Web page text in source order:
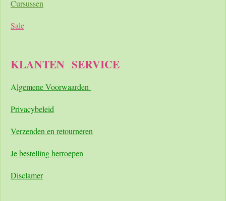
Cursussen
Sale
KLANTEN SERVICE
Algemene Voorwaarden
Privacybeleid
Verzenden en retourneren
Je bestelling herroepen
Disclamer